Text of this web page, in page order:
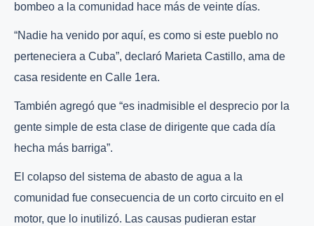
bombeo a la comunidad hace más de veinte días.
“Nadie ha venido por aquí, es como si este pueblo no
perteneciera a Cuba”, declaró Marieta Castillo, ama de
casa residente en Calle 1era.
También agregó que “es inadmisible el desprecio por la
gente simple de esta clase de dirigente que cada día
hecha más barriga”.
El colapso del sistema de abasto de agua a la
comunidad fue consecuencia de un corto circuito en el
motor, que lo inutilizó. Las causas pudieran estar